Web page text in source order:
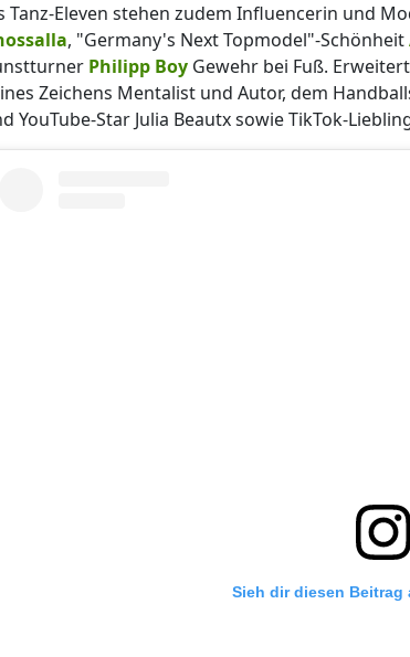
Tanz-Eleven stehen zudem Influencerin und
, "Germany's Next Topmodel"-Schönheit
Philipp Boy Gewehr bei Fuß.
Zeichens Mentalist und Autor, dem
YouTube-Star Julia Beautx sowie TikTok-
Sieh dir diesen Beitrag